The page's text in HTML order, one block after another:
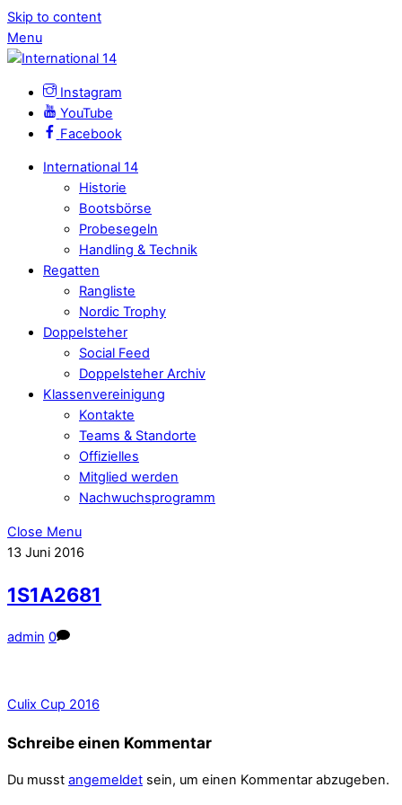
Skip to content
Menu
Instagram
YouTube
Facebook
International 14
Historie
Bootsbörse
Probesegeln
Handling & Technik
Regatten
Rangliste
Nordic Trophy
Doppelsteher
Social Feed
Doppelsteher Archiv
Klassenvereinigung
Kontakte
Teams & Standorte
Offizielles
Mitglied werden
Nachwuchsprogramm
Close Menu
13 Juni 2016
1S1A2681
admin 0
Culix Cup 2016
Schreibe einen Kommentar
Du musst angemeldet sein, um einen Kommentar abzugeben.